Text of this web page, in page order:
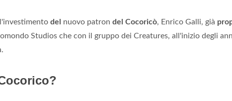
del nuovo patron del Cocoricò, Enrico Galli, già
Studios che con il gruppo dei Creatures, all'inizio degli